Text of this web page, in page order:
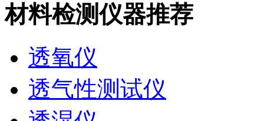
材料检测仪器推荐
透氧仪
透气性测试仪